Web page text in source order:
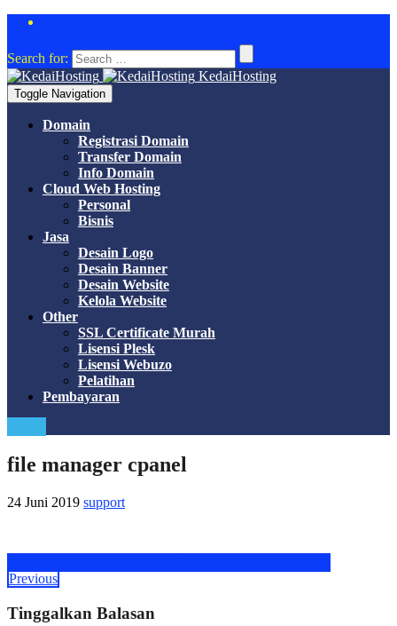
Search for:
KedaiHosting
Toggle Navigation
Domain
Registrasi Domain
Transfer Domain
Info Domain
Cloud Web Hosting
Personal
Bisnis
Jasa
Desain Logo
Desain Banner
Desain Website
Kelola Website
Other
SSL Certificate Murah
Lisensi Plesk
Lisensi Webuzo
Pelatihan
Pembayaran
file manager cpanel
24 Juni 2019 support
Previous
Tinggalkan Balasan